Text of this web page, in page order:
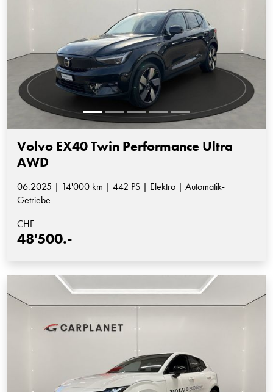
Volvo EX40 Twin Performance Ultra
AWD
06.2025 | 14'000 km | 442 PS | Elektro | Automatik-
Getriebe
CHF
48'500.-